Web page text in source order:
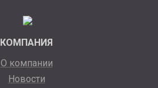
КОМПАНИЯ
О компании
Новости